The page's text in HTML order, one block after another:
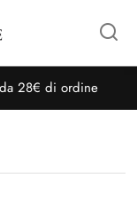
28€ di ordine